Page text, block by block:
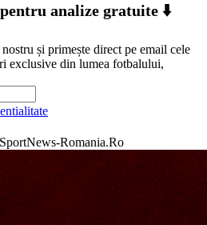
analize gratuite ⬇️
și primește direct pe email cele
exclusive din lumea fotbalului,
Romania.Ro